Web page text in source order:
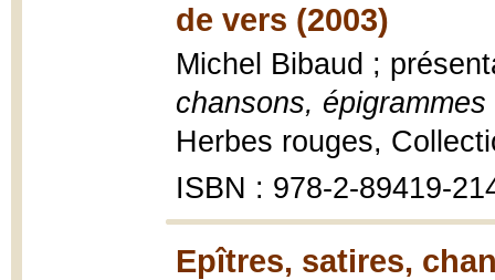
de vers (2003)
Michel Bibaud ;
chansons,
Herbes rouges,
ISBN : 978-2-89419-
Epîtres, satires,